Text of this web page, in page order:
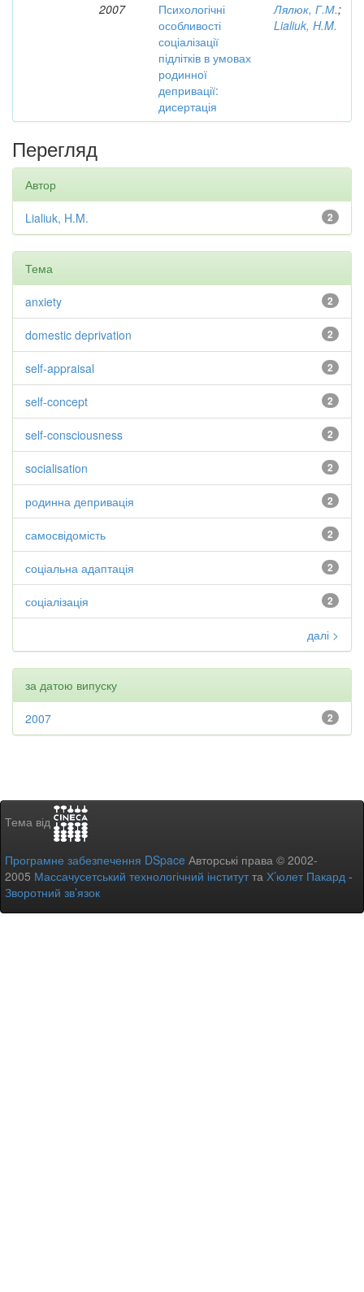
2007
Психологічні
особливості
соціалізації
підлітків в умовах
родинної
депривації:
дисертація
Лялюк, Г.М.;
Lialiuk, H.M.
Перегляд
Автор
2
Lialiuk, H.M.
Тема
2
anxiety
2
domestic deprivation
2
self-appraisal
2
self-concept
2
self-consciousness
2
socialisation
2
родинна депривація
2
самосвідомість
2
соціальна адаптація
2
соціалізація
далі >
за датою випуску
2
2007
Тема від
Програмне забезпечення DSpace Авторські права © 2002-
2005 Массачусетський технологічний інститутта Х’юлет Пакард -
Зворотний зв’язок